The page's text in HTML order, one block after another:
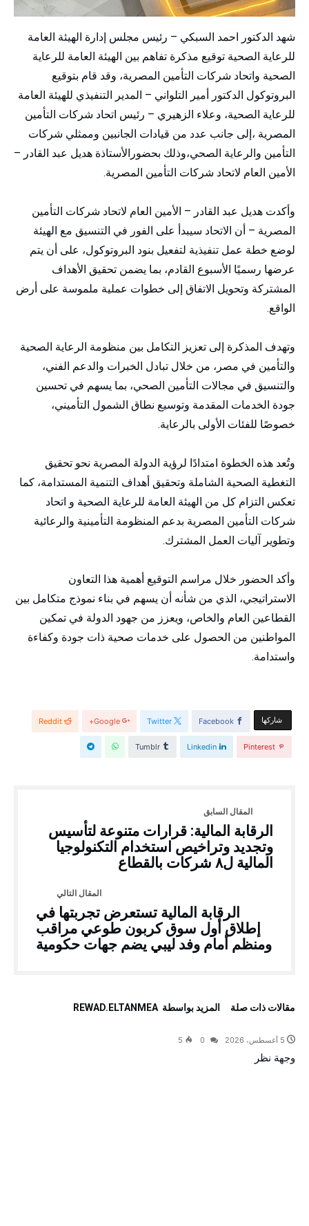
شهد الدكتور احمد السبكي – رئيس مجلس إدارة الهيئة العامة
للرعاية الصحية توقيع مذكرة تفاهم بين الهيئة العامة للرعاية
الصحية واتحاد شركات التأمين المصرية، وقد قام بتوقيع
البروتوكول الدكتور أمير التلواني – المدير التنفيذي للهيئة العامة
للرعاية الصحية، وعلاء الزهيري – رئيس اتحاد شركات التأمين
المصرية ،إلى جانب عدد من قيادات الجانبين وممثلي شركات
التأمين والرعاية الصحي،وذلك بحضورالأستاذة هديل عبد القادر –
الأمين العام لاتحاد شركات التأمين المصرية.
وأكدت هديل عبد القادر – الأمين العام لاتحاد شركات التأمين
المصرية – أن الاتحاد سيبدأ على الفور في التنسيق مع الهيئة
لوضع خطة عمل تنفيذية لتفعيل بنود البروتوكول، على أن يتم
عرضها رسميًا الأسبوع القادم، بما يضمن تحقيق الأهداف
المشتركة وتحويل الاتفاق إلى خطوات عملية ملموسة على أرض
الواقع.
وتهدف المذكرة إلى تعزيز التكامل بين منظومة الرعاية الصحية
والتأمين في مصر، من خلال تبادل الخبرات والدعم الفني،
والتنسيق في مجالات التأمين الصحي، بما يسهم في تحسين
جودة الخدمات المقدمة وتوسيع نطاق الشمول التأميني،
خصوصًا للفئات الأولى بالرعاية.
وتُعد هذه الخطوة امتدادًا لرؤية الدولة المصرية نحو تحقيق
التغطية الصحية الشاملة وتحقيق أهداف التنمية المستدامة، كما
تعكس التزام كل من الهيئة العامة للرعاية الصحية و اتحاد
شركات التأمين المصرية بدعم المنظومة التأمينية والرعائية
وتطوير آليات العمل المشترك.
وأكد الحضور خلال مراسم التوقيع أهمية هذا التعاون
الاستراتيجي، الذي من شأنه أن يسهم في بناء نموذج متكامل بين
القطاعين العام والخاص، ويعزز من جهود الدولة في تمكين
المواطنين من الحصول على خدمات صحية ذات جودة وكفاءة
واستدامة.
‫‫ شاركها‬ Facebook
Twitter
Google+
Reddit
Pinterest
Linkedin
Tumblr
الرقابة المالية: قرارات متنوعة لتأسيس
وتجديد وتراخيص استخدام التكنولوجيا
المالية ل٨ شركات بالقطاع
الرقابة المالية تستعرض تجربتها في
إطلاق أول سوق كربون طوعي مراقب
ومنظم أمام وفد ليبي يضم جهات حكومية
‫مقالات ذات صلة‬ ‫‫المزيد بواسطة‬ ‬ REWAD.ELTANMEA
5 أغسطس، 2026 5
وجهة نظر